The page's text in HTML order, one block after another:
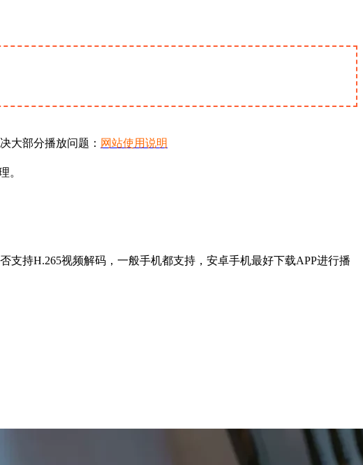
大部分播放问题： 网站使用说明
。
持H.265视频解码，一般手机都支持，安卓手机最好下载APP进行播